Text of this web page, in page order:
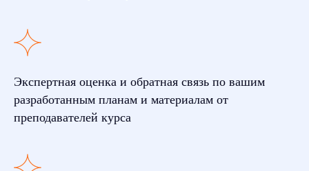
Экспертная оценка и обратная связь по вашим
разработанным планам и материалам от
преподавателей курса